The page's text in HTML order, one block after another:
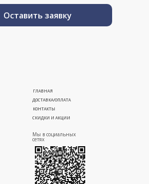
Оставить заявку
ГЛАВНАЯ
ДОСТАВКА/ОПЛАТА
СКИДКИ И АКЦИИ
КОНТАКТЫ
Мы в социальных
сетях